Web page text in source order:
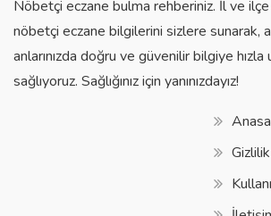
Nöbetçi eczane bulma rehberiniz. İl ve ilçe
nöbetçi eczane bilgilerini sizlere sunarak,
anlarınızda doğru ve güvenilir bilgiye hızla
sağlıyoruz. Sağlığınız için yanınızdayız!